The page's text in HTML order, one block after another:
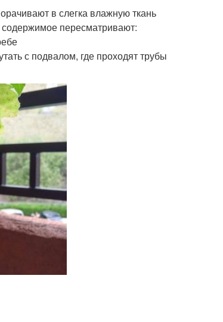
в слегка влажную ткань
пересматривают:
с подвалом, где проходят трубы